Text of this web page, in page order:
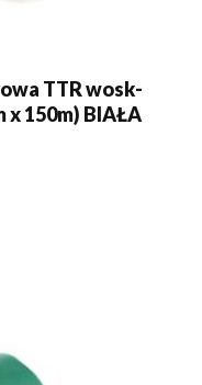
TTR wosk-
x 150m) BIAŁA